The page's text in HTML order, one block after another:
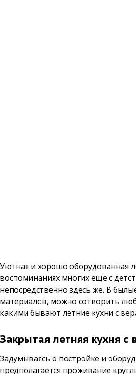
Уютная и хорошо оборудованная
воспоминаниях многих еще с
непосредственно здесь же. В
материалов, можно сотворить
какими бывают летние кухни с
Закрытая летняя кухня с
Задумываясь о постройке и
предполагается проживание